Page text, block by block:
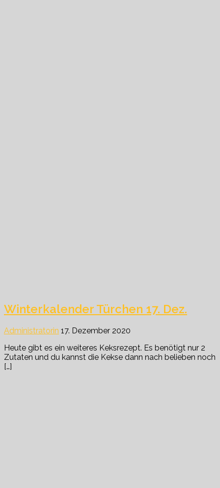
Winterkalender Türchen 17. Dez.
Administratorin 17. Dezember 2020
Heute gibt es ein weiteres Keksrezept. Es benötigt nur 2
Zutaten und du kannst die Kekse dann nach belieben noch
[…]